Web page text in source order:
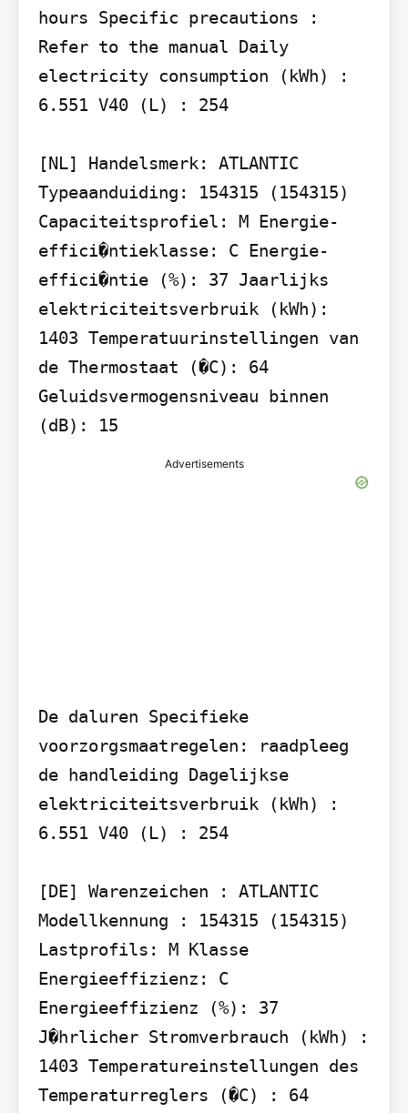
hours Specific precautions :
Refer to the manual Daily
electricity consumption (kWh) :
6.551 V40 (L) : 254
[NL] Handelsmerk: ATLANTIC
Typeaanduiding: 154315 (154315)
Capaciteitsprofiel: M Energie-
effici�ntieklasse: C Energie-
effici�ntie (%): 37 Jaarlijks
elektriciteitsverbruik (kWh):
1403 Temperatuurinstellingen van
de Thermostaat (�C): 64
Geluidsvermogensniveau binnen
(dB): 15
Advertisements
De daluren Specifieke
voorzorgsmaatregelen: raadpleeg
de handleiding Dagelijkse
elektriciteitsverbruik (kWh) :
6.551 V40 (L) : 254
[DE] Warenzeichen : ATLANTIC
Modellkennung : 154315 (154315)
Lastprofils: M Klasse
Energieeffizienz: C
Energieeffizienz (%): 37
J�hrlicher Stromverbrauch (kWh) :
1403 Temperatureinstellungen des
Temperaturreglers (�C) : 64